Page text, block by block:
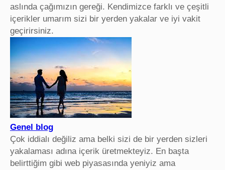
aslında çağımızın gereği. Kendimizce farklı ve çeşitli
içerikler umarım sizi bir yerden yakalar ve iyi vakit
geçirirsiniz.
Genel blog
Çok iddialı değiliz ama belki sizi de bir yerden sizleri
yakalaması adına içerik üretmekteyiz. En başta
belirttiğim gibi web piyasasında yeniyiz ama